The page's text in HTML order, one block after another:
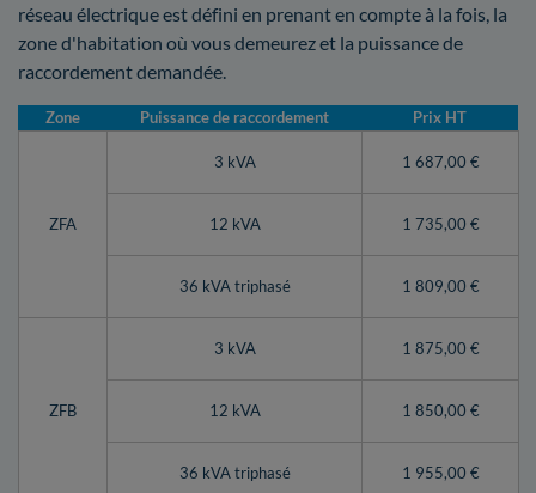
réseau électrique est défini en prenant en compte à la fois, la
zone d'habitation où vous demeurez et la puissance de
raccordement demandée.
Zone Puissance de raccordement Prix HT
ZFA
3 kVA 1 687,00 €
12 kVA 1 735,00 €
36 kVA triphasé 1 809,00 €
ZFB
3 kVA 1 875,00 €
12 kVA 1 850,00 €
36 kVA triphasé 1 955,00 €